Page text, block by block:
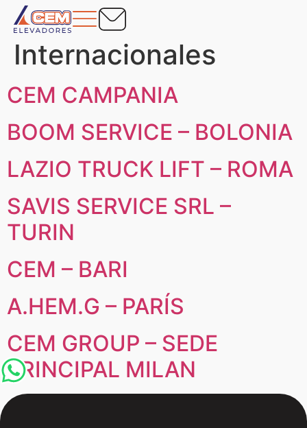
Territorio:
Internacionales
CEM CAMPANIA
BOOM SERVICE – BOLONIA
LAZIO TRUCK LIFT – ROMA
SAVIS SERVICE SRL –
TURIN
CEM – BARI
A.HEM.G – PARÍS
CEM GROUP – SEDE
PRINCIPAL MILAN